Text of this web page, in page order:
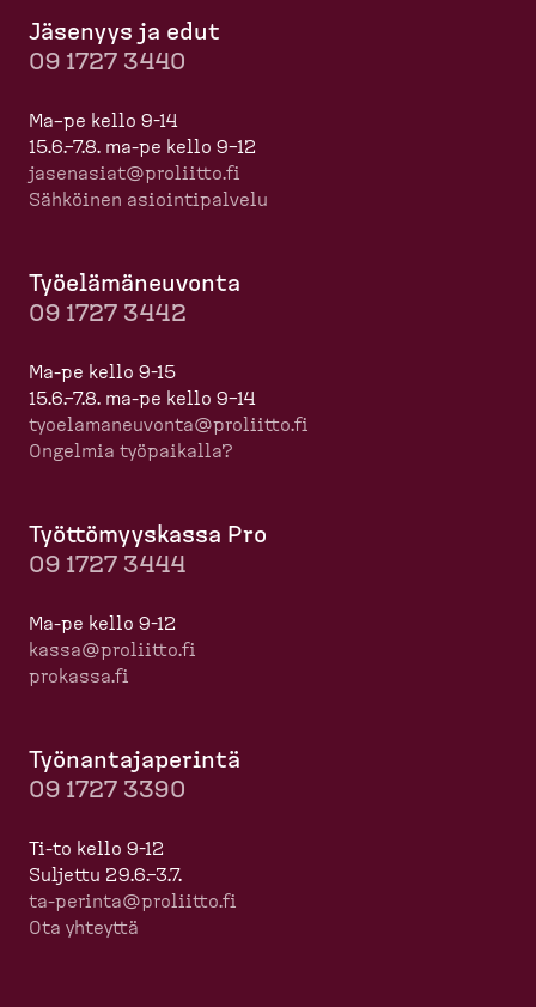
Jäsenyys ja edut
09 1727 3440
Ma–pe kello 9-14
15.6.–7.8. ma-pe kello 9–12
jasenasiat@proliitto.fi
Sähköinen asioin­ti­palvelu
Työelä­mä­neuvonta
09 1727 3442
Ma-pe kello 9-15
15.6.–7.8. ma-pe kello 9–14
tyoela­ma­neuvonta@proliitto.fi
Ongelmia työpaikalla?
Työttö­myyskassa Pro
09 1727 3444
Ma-pe kello 9-12
kassa@proliitto.fi
prokassa.fi
Työnan­ta­ja­perintä
09 1727 3390
Ti-to kello 9-12
Suljettu 29.6.–3.7.
ta-​perinta@proliitto.fi
Ota yhteyttä